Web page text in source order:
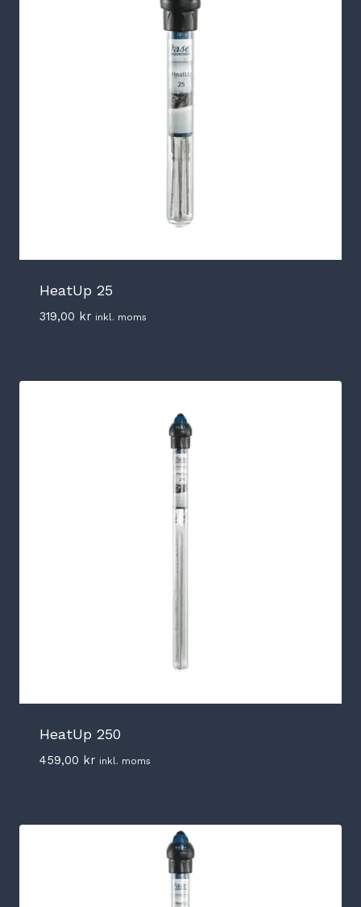
HeatUp 25
319,00 kr inkl. moms
HeatUp 250
459,00 kr inkl. moms